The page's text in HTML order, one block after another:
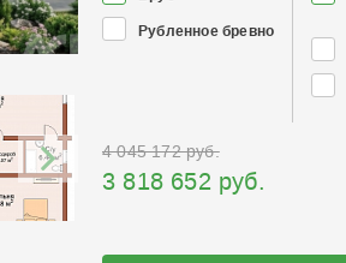
Рубленное бревно
4 045 172 руб.
3 818 652 руб.